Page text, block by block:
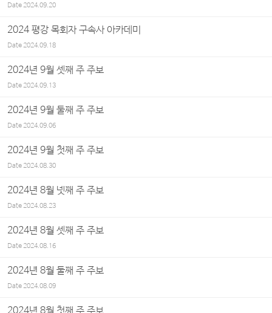
Date2024.09.20
2024 평강 목회자 구속사 아카데미
Date2024.09.18
2024년 9월 셋째 주 주보
Date2024.09.13
2024년 9월 둘째 주 주보
Date2024.09.06
2024년 9월 첫째 주 주보
Date2024.08.30
2024년 8월 넷째 주 주보
Date2024.08.23
2024년 8월 셋째 주 주보
Date2024.08.16
2024년 8월 둘째 주 주보
Date2024.08.09